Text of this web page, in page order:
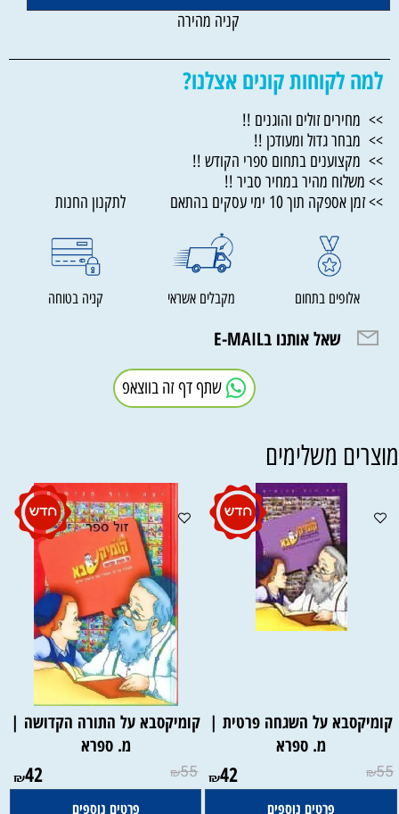
קניה מהירה
למה לקוחות קונים אצלנו?
>> מחירים זולים והוגנים !!
>> מבחר גדול ומעודכן !!
>> מקצוענים בתחום ספרי הקודש !!
>> משלוח מהיר במחיר סביר !!
>> זמן אספקה תוך 10 ימי עסקים בהתאם לתקנון החנות
אלופים בתחום מקבלים אשראי קניה בטוחה
שאל אותנו בE-MAIL
שתף דף זה בווצאפ
משלימים
קומיקסבא על השגחה פרטית |
מ. ספרא
₪55
₪42
פרטים נוספים
קומיקסבא על התורה הקדושה |
מ. ספרא
₪55
₪42
פרטים נוספים